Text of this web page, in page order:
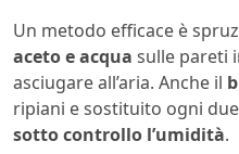
Un metodo efficace è
aceto e acqua sulle pareti
asciugare all’aria. Anche il
ripiani e sostituito ogni
sotto controllo l’umidità.